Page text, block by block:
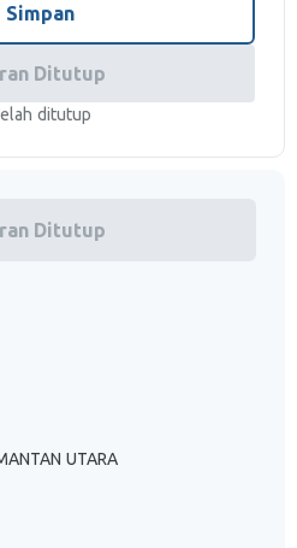
Simpan
Ditutup
ditutup
Ditutup
UTARA